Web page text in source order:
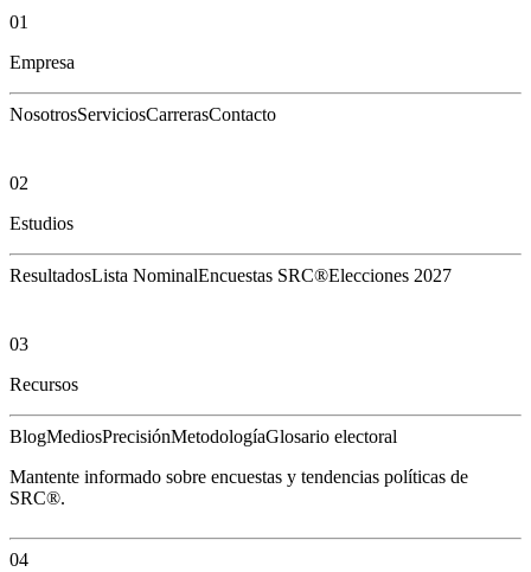
01
Empresa
NosotrosServiciosCarrerasContacto
02
Estudios
ResultadosLista NominalEncuestas SRC®Elecciones 2027
03
Recursos
BlogMediosPrecisiónMetodologíaGlosario electoral
Mantente informado sobre encuestas y tendencias políticas de
SRC®.
04